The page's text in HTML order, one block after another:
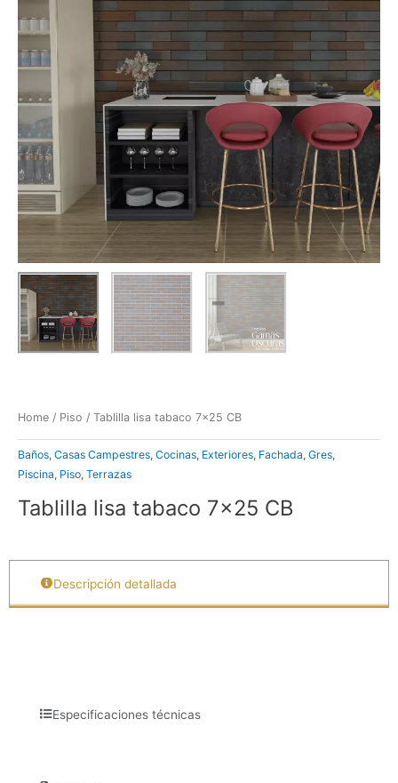
Home / Piso / Tablilla lisa tabaco 7×25 CB
Baños, Casas Campestres, Cocinas, Exteriores, Fachada, Gres,
Piscina, Piso, Terrazas
Tablilla lisa tabaco 7×25 CB
Descripción detallada
Especificaciones técnicas